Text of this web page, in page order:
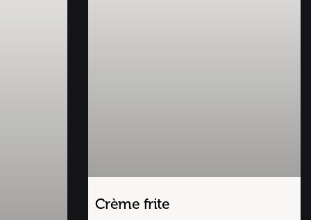
Crème frite